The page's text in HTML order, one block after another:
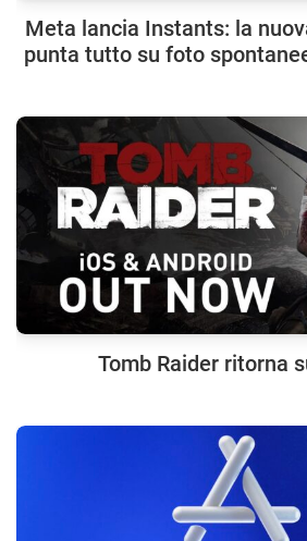
Meta lancia Instants: la
punta tutto su foto
Tomb Raider ritorna